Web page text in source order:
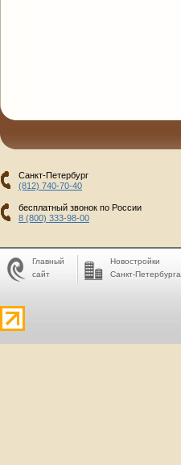
Санкт-Петербург
(812) 740-70-40
бесплатный звонок по России
8 (800) 333-98-00
Главный
сайт
Новостройки
Санкт-Петербурга